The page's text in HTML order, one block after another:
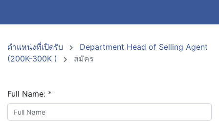
ตำแหน่งที่เปิดรับ
Department Head of Selling Agent
(200K-300K )
สมัคร
Full Name: *